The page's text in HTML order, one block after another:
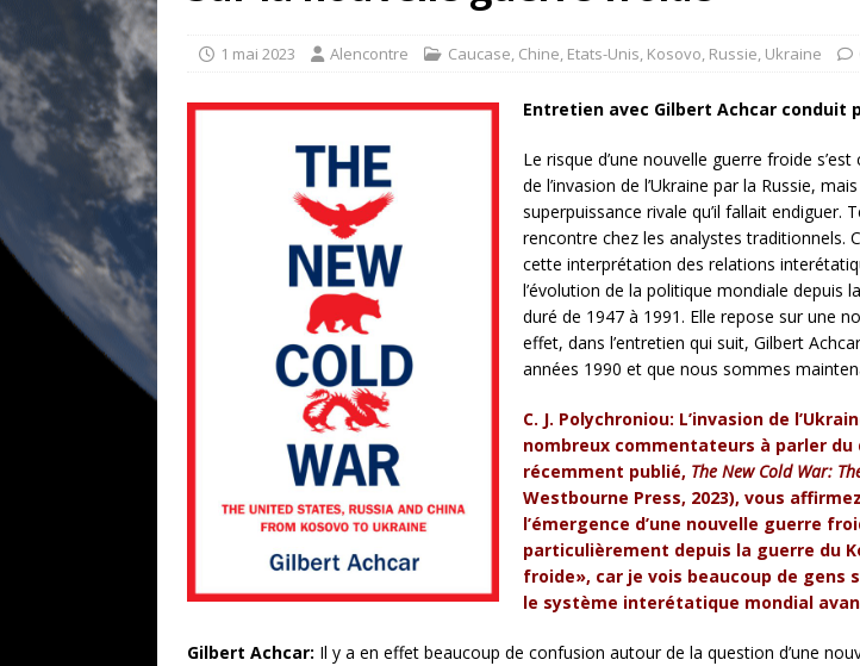
«Le discours de Trump sur la “fraude électorale” était une blague
goût… et une menace»
ETATS-UNIS
* LA UNE
1 mai 2023 Alencontre Caucase, Chine, Etats-Unis, Kosovo, Russie, Ukraine
Entretien avec Gilbert Achcar conduit
Le risque d’une nouvelle guerre froide
de l’invasion de l’Ukraine par la Russie,
superpuissance rivale qu’il fallait endiguer.
rencontre chez les analystes traditionnels.
cette interprétation des relations
l’évolution de la politique mondiale depuis
duré de 1947 à 1991. Elle repose sur une
effet, dans l’entretien qui suit, Gilbert
années 1990 et que nous sommes
C. J. Polychroniou: L’invasion de
nombreux commentateurs à parler du
récemment publié, The New Cold War:
Westbourne Press, 2023), vous
l’émergence d’une nouvelle guerre
particulièrement depuis la guerre du
froide», car je vois beaucoup de gens
le système interétatique mondial
Gilbert Achcar: Il y a en effet beaucoup de confusion autour de la question d’une